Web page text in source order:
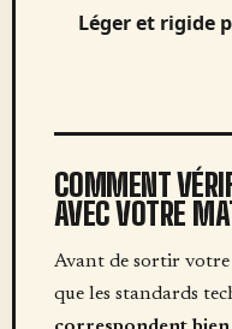
Léger et rigide
COMMENT
AVEC VOTRE
Avant de sortir votre
que les standards